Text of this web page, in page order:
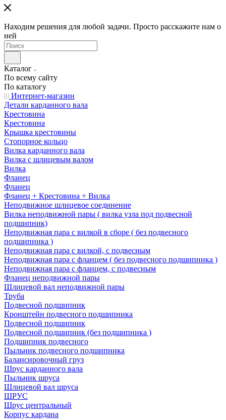
Находим решения для любой задачи. Просто расскажите нам о
ней
Каталог
По всему сайту
По каталогу
Интернет-магазин
Детали карданного вала
Крестовина
Крестовина
Крышка крестовины
Стопорное кольцо
Вилка карданного вала
Вилка с шлицевым валом
Вилка
Фланец
Фланец
Фланец + Крестовина + Вилка
Неподвижное шлицевое соединение
Вилка неподвижной пары ( вилка узла под подвесной
подшипник)
Неподвижная пара с вилкой в сборе ( без подвесного
подшипника )
Неподвижная пара с вилкой, с подвесным
Неподвижная пара с фланцем ( без подвесного подшипника )
Неподвижная пара с фланцем, с подвесным
Фланец неподвижной пары
Шлицевой вал неподвижной пары
Труба
Подвесной подшипник
Кронштейн подвесного подшипника
Подвесной подшипник
Подвесной подшипник (без подшипника )
Подшипник подвесного
Пыльник подвесного подшипника
Балансировочный груз
Шрус карданного вала
Пыльник шруса
Шлицевой вал шруса
ШРУС
Шрус центральный
Корпус кардана